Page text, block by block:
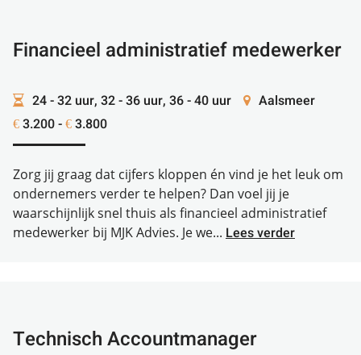
Financieel administratief medewerker
24 - 32 uur, 32 - 36 uur, 36 - 40 uur Aalsmeer
€ 3.200 - € 3.800
Zorg jij graag dat cijfers kloppen én vind je het leuk om
ondernemers verder te helpen? Dan voel jij je
waarschijnlijk snel thuis als financieel administratief
medewerker bij MJK Advies. Je we... Lees verder
Technisch Accountmanager